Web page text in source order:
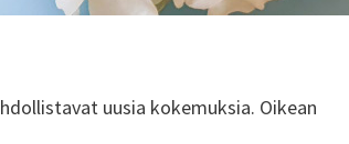
uusia kokemuksia. Oikean